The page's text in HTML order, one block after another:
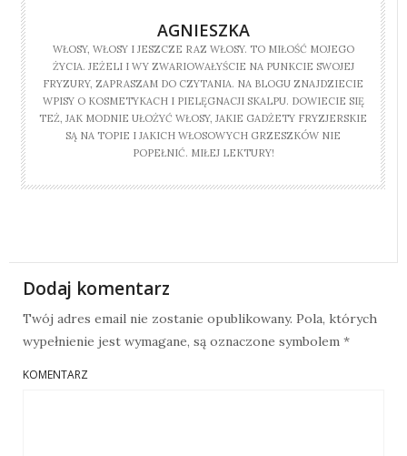
AGNIESZKA
WŁOSY, WŁOSY I JESZCZE RAZ WŁOSY. TO MIŁOŚĆ MOJEGO
ŻYCIA. JEŻELI I WY ZWARIOWAŁYŚCIE NA PUNKCIE SWOJEJ
FRYZURY, ZAPRASZAM DO CZYTANIA. NA BLOGU ZNAJDZIECIE
WPISY O KOSMETYKACH I PIELĘGNACJI SKALPU. DOWIECIE SIĘ
TEŻ, JAK MODNIE UŁOŻYĆ WŁOSY, JAKIE GADŻETY FRYZJERSKIE
SĄ NA TOPIE I JAKICH WŁOSOWYCH GRZESZKÓW NIE
POPEŁNIĆ. MIŁEJ LEKTURY!
Dodaj komentarz
Twój adres email nie zostanie opublikowany. Pola, których
wypełnienie jest wymagane, są oznaczone symbolem *
KOMENTARZ